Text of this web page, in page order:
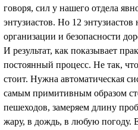
говоря, сил у нашего отдела
энтузиастов. Но 12
организации и безопасности
И результат, как показывает
постоянный процесс. Не так,
стоит. Нужна автоматическая
самым примитивным образом
пешеходов, замеряем длину
жару, в дождь, в любую погоду.